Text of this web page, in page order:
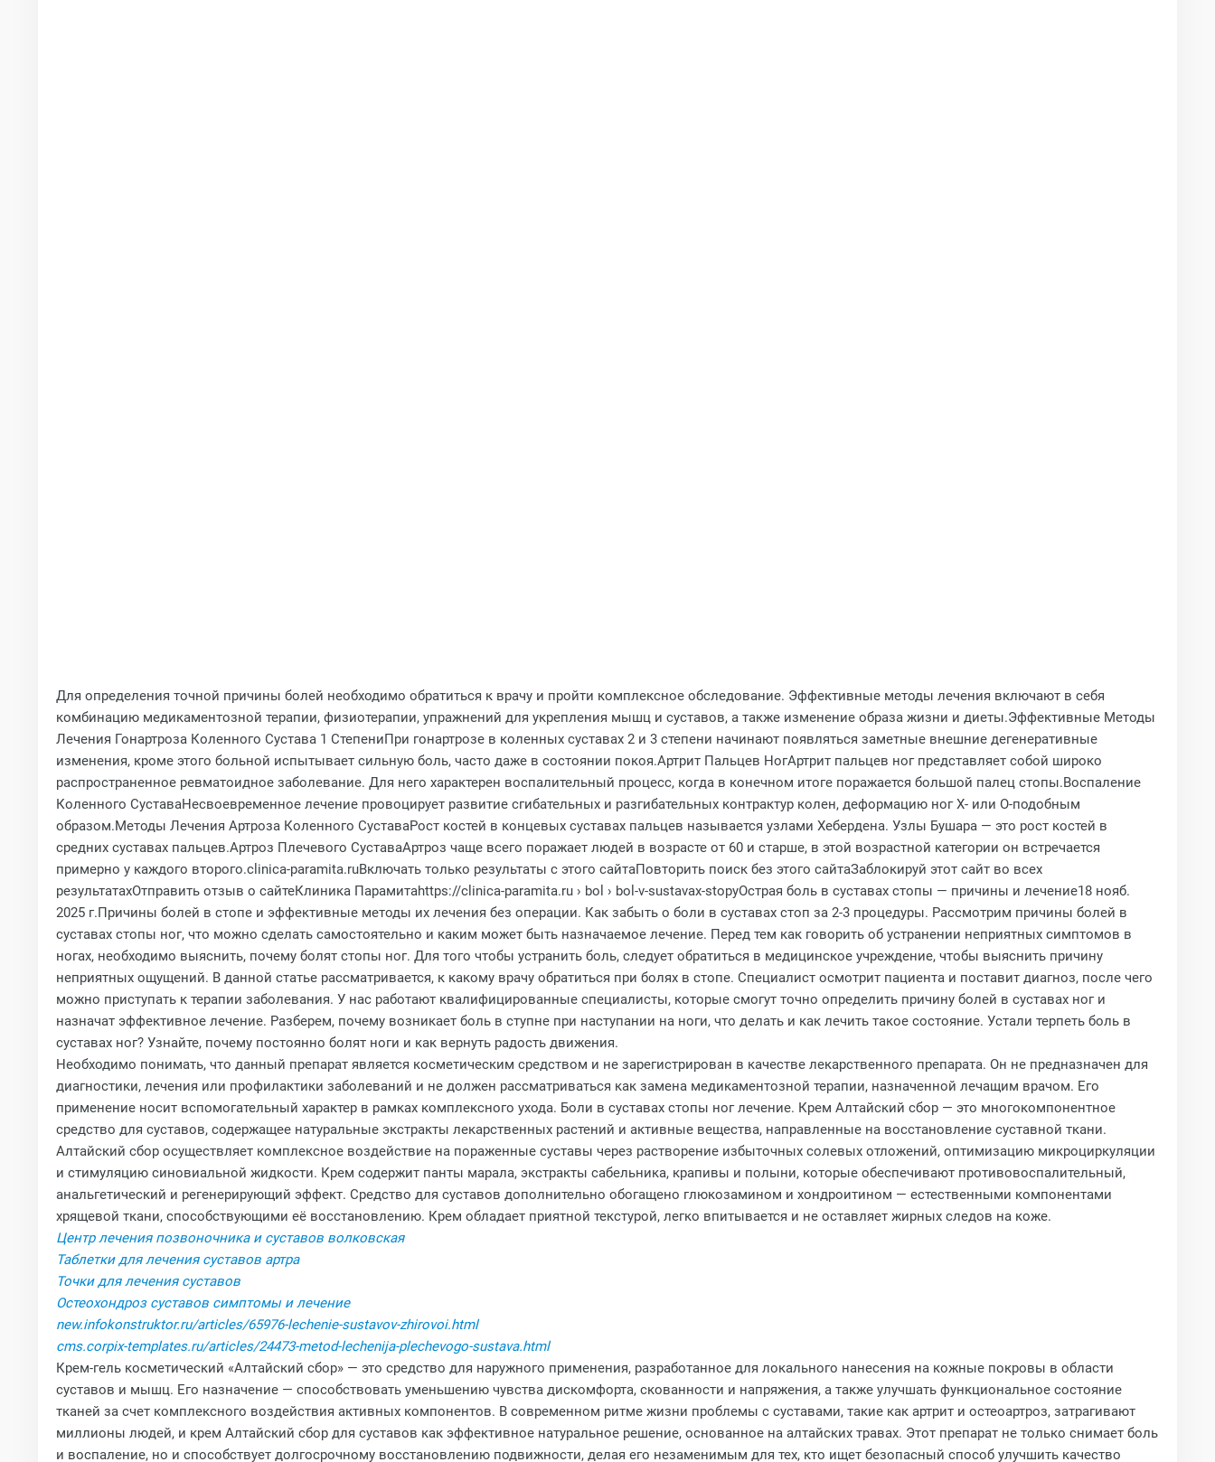
Для определения точной причины болей необходимо обратиться к врачу и пройти комплексное обследование. Эффективные методы лечения включают в себя
комбинацию медикаментозной терапии, физиотерапии, упражнений для укрепления мышц и суставов, а также изменение образа жизни и диеты.Эффективные Методы
Лечения Гонартроза Коленного Сустава 1 СтепениПри гонартрозе в коленных суставах 2 и 3 степени начинают появляться заметные внешние дегенеративные
изменения, кроме этого больной испытывает сильную боль, часто даже в состоянии покоя.Артрит Пальцев НогАртрит пальцев ног представляет собой широко
распространенное ревматоидное заболевание. Для него характерен воспалительный процесс, когда в конечном итоге поражается большой палец стопы.Воспаление
Коленного СуставаНесвоевременное лечение провоцирует развитие сгибательных и разгибательных контрактур колен, деформацию ног Х- или О-подобным
образом.Методы Лечения Артроза Коленного СуставаРост костей в концевых суставах пальцев называется узлами Хебердена. Узлы Бушара — это рост костей в
средних суставах пальцев.Артроз Плечевого СуставаАртроз чаще всего поражает людей в возрасте от 60 и старше, в этой возрастной категории он встречается
примерно у каждого второго.clinica-paramita.ruВключать только результаты с этого сайтаПовторить поиск без этого сайтаЗаблокируй этот сайт во всех
результатахОтправить отзыв о сайтеКлиника Парамитаhttps://clinica-paramita.ru › bol › bol-v-sustavax-stopyОстрая боль в суставах стопы — причины и лечение18 нояб.
2025 г.Причины болей в стопе и эффективные методы их лечения без операции. Как забыть о боли в суставах стоп за 2-3 процедуры. Рассмотрим причины болей в
суставах стопы ног, что можно сделать самостоятельно и каким может быть назначаемое лечение. Перед тем как говорить об устранении неприятных симптомов в
ногах, необходимо выяснить, почему болят стопы ног. Для того чтобы устранить боль, следует обратиться в медицинское учреждение, чтобы выяснить причину
неприятных ощущений. В данной статье рассматривается, к какому врачу обратиться при болях в стопе. Специалист осмотрит пациента и поставит диагноз, после чего
можно приступать к терапии заболевания. У нас работают квалифицированные специалисты, которые смогут точно определить причину болей в суставах ног и
назначат эффективное лечение. Разберем, почему возникает боль в ступне при наступании на ноги, что делать и как лечить такое состояние. Устали терпеть боль в
суставах ног? Узнайте, почему постоянно болят ноги и как вернуть радость движения.
Необходимо понимать, что данный препарат является косметическим средством и не зарегистрирован в качестве лекарственного препарата. Он не предназначен для
диагностики, лечения или профилактики заболеваний и не должен рассматриваться как замена медикаментозной терапии, назначенной лечащим врачом. Его
применение носит вспомогательный характер в рамках комплексного ухода. Боли в суставах стопы ног лечение. Крем Алтайский сбор — это многокомпонентное
средство для суставов, содержащее натуральные экстракты лекарственных растений и активные вещества, направленные на восстановление суставной ткани.
Алтайский сбор осуществляет комплексное воздействие на пораженные суставы через растворение избыточных солевых отложений, оптимизацию микроциркуляции
и стимуляцию синовиальной жидкости. Крем содержит панты марала, экстракты сабельника, крапивы и полыни, которые обеспечивают противовоспалительный,
анальгетический и регенерирующий эффект. Средство для суставов дополнительно обогащено глюкозамином и хондроитином — естественными компонентами
хрящевой ткани, способствующими её восстановлению. Крем обладает приятной текстурой, легко впитывается и не оставляет жирных следов на коже.
Центр лечения позвоночника и суставов волковская
Таблетки для лечения суставов артра
Точки для лечения суставов
Остеохондроз суставов симптомы и лечение
new.infokonstruktor.ru/articles/65976-lechenie-sustavov-zhirovoi.html
cms.corpix-templates.ru/articles/24473-metod-lechenija-plechevogo-sustava.html
Крем-гель косметический «Алтайский сбор» — это средство для наружного применения, разработанное для локального нанесения на кожные покровы в области
суставов и мышц. Его назначение — способствовать уменьшению чувства дискомфорта, скованности и напряжения, а также улучшать функциональное состояние
тканей за счет комплексного воздействия активных компонентов. В современном ритме жизни проблемы с суставами, такие как артрит и остеоартроз, затрагивают
миллионы людей, и крем Алтайский сбор для суставов как эффективное натуральное решение, основанное на алтайских травах. Этот препарат не только снимает боль
и воспаление, но и способствует долгосрочному восстановлению подвижности, делая его незаменимым для тех, кто ищет безопасный способ улучшить качество